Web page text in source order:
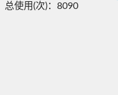
总使用(次)： 8090